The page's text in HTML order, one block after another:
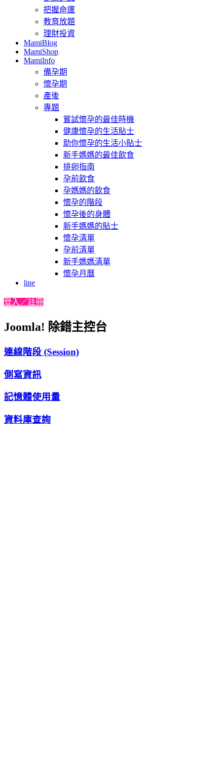
把握命運
教育放題
理財投資
MamiBlog
MamiShop
MamiInfo
備孕期
懷孕期
產後
專題
嘗試懷孕的最佳時機
健康懷孕的生活貼士
助你懷孕的生活小貼士
新手媽媽的最佳飲食
排卵指南
孕前飲食
孕媽媽的飲食
懷孕的階段
懷孕後的身體
新手媽媽的貼士
懷孕清單
孕前清單
新手媽媽清單
懷孕月曆
line
登入／註冊
Joomla! 除錯主控台
連線階段 (Session)
側寫資訊
記憶體使用量
資料庫查詢